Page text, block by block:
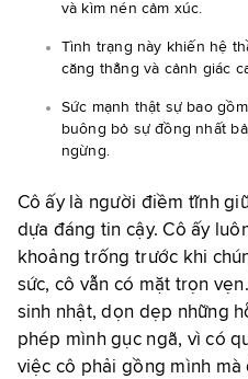
và kìm nén cảm xúc.
Tình trạng này khiến hệ
căng thẳng và cảnh giác
Sức mạnh thật sự bao
buông bỏ sự đồng nhất
ngừng.
Cô ấy là người điềm tĩnh
dựa đáng tin cậy. Cô ấy
khoảng trống trước khi
sức, cô vẫn có mặt trọn
sinh nhật, dọn dẹp những
phép mình gục ngã, vì có
việc cô phải gồng mình mà